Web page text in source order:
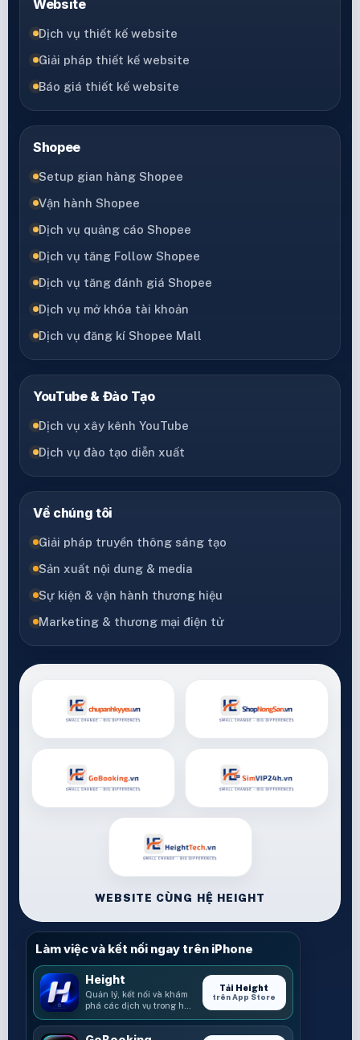
Website
Dịch vụ thiết kế website
Giải pháp thiết kế website
Báo giá thiết kế website
Shopee
Setup gian hàng Shopee
Vận hành Shopee
Dịch vụ quảng cáo Shopee
Dịch vụ tăng Follow Shopee
Dịch vụ tăng đánh giá Shopee
Dịch vụ mở khóa tài khoản
Dịch vụ đăng kí Shopee Mall
YouTube & Đào Tạo
Dịch vụ xây kênh YouTube
Dịch vụ đào tạo diễn xuất
Về chúng tôi
Giải pháp truyền thông sáng tạo
Sản xuất nội dung & media
Sự kiện & vận hành thương hiệu
Marketing & thương mại điện tử
WEBSITE CÙNG HỆ HEIGHT
Làm việc và kết nối ngay trên iPhone
Height
Quản lý, kết nối và khám
phá các dịch vụ trong hệ
Tải Height
trên App Store